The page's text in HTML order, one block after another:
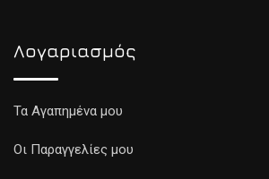
Λογαριασμός
Τα Αγαπημένα μου
Οι Παραγγελίες μου